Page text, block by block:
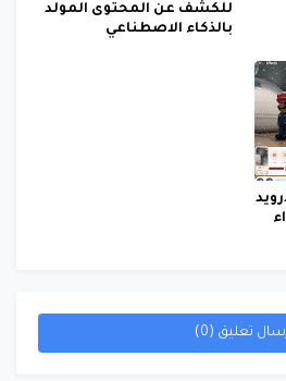
للكشف عن المحتوى المولد
بالذكاء الاصطناعي
تعليق (0)